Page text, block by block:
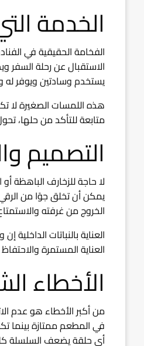
الخدمة
الفخامة الحقيقية في
الاستقبال عن رحلة السفر
يستخدم وسادتين ويوفر له
هذه اللمسات الصغيرة لا
متابعة للتأكد من حلها،
التصميم
لا حاجة للزخارف الباهظة
يمكن أن تخلق جوًا من
الخروج من غرفته
العناية بالنباتات
العناية المستمرة
الأخطاء
من أكبر الأخطاء هو عدم
في المطعم ممتازة بينما
أي حلقة يضعف السلسلة